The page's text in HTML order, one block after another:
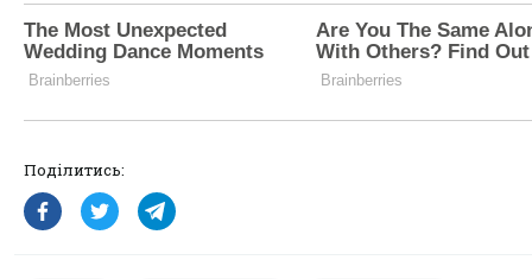
Поділитись: